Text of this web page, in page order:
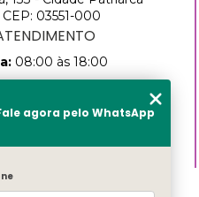
03551-000
08:00 às 18:00
8783
9205
agora pelo WhatsApp